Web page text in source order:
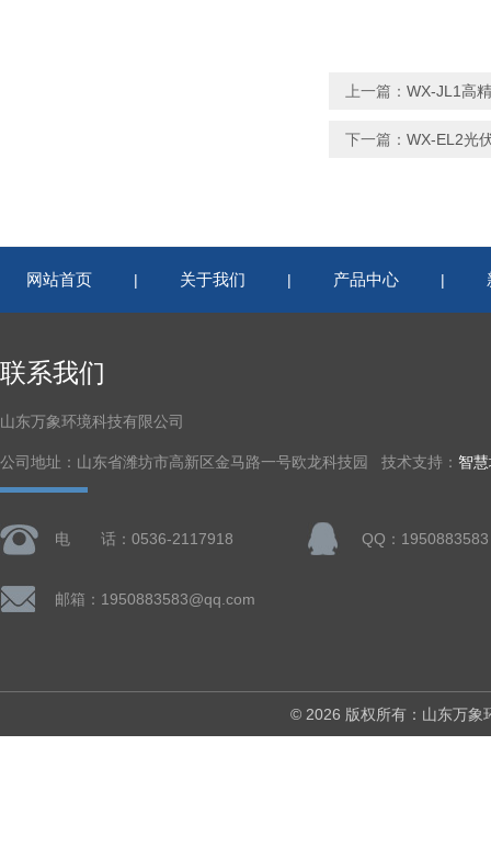
上一篇： WX-JL1高
下一篇： WX-EL2光
网站首页 | 关于我们 | 产品中心 |
联系我们
山东万象环境科技有限公司
公司地址：山东省潍坊市高新区金马路一号欧龙科技园 技术支持： 智
电 话：0536-2117918 QQ：1950883583
邮箱：1950883583@qq.com
© 2026 版权所有：山东万